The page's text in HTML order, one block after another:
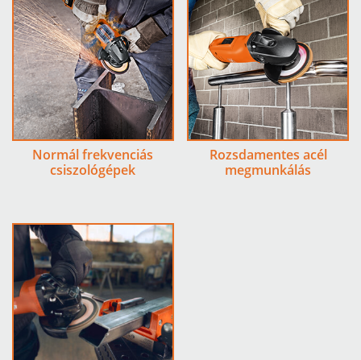
Normál frekvenciás
csiszológépek
Rozsdamentes acél
megmunkálás